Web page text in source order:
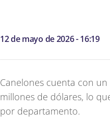
12 de mayo de 2026 - 16:19
Canelones cuenta con
millones de dólares, lo
por departamento.